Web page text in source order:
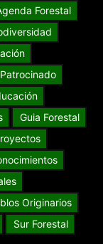
Forestal
Guia Forestal
Originarios
Sur Forestal